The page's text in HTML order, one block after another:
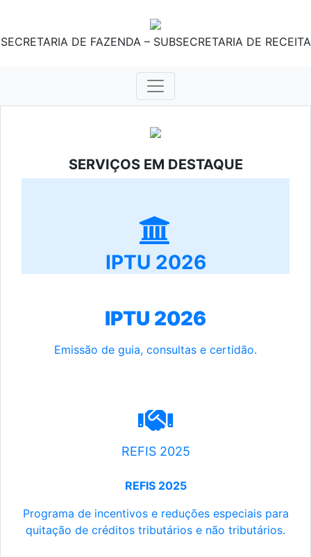
SECRETARIA DE FAZENDA – SUBSECRETARIA DE RECEITA
SERVIÇOS EM DESTAQUE
IPTU 2026
IPTU 2026
Emissão de guia, consultas e certidão.
REFIS 2025
REFIS 2025
Programa de incentivos e reduções especiais para
quitação de créditos tributários e não tributários.